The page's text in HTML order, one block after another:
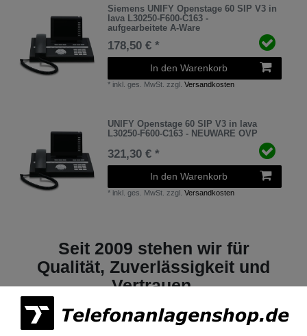
Siemens UNIFY Openstage 60 SIP V3 in
lava L30250-F600-C163 -
aufgearbeitete A-Ware
178,50 € *
In den Warenkorb
* inkl. ges. MwSt. zzgl.Versandkosten
UNIFY Openstage 60 SIP V3 in lava
L30250-F600-C163 - NEUWARE OVP
321,30 € *
In den Warenkorb
* inkl. ges. MwSt. zzgl.Versandkosten
Seit 2009 stehen wir für
Qualität, Zuverlässigkeit und
Vertrauen.